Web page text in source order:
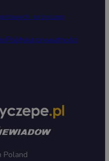
przyczep
Polityka prywatności
Poland